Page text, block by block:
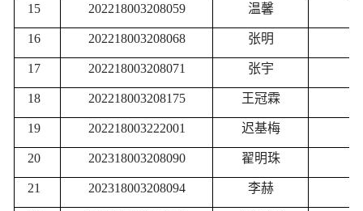
15 202218003208059 温馨
16 202218003208068 张明
17 202218003208071 张宇
18 202218003208175 王冠霖
19 202218003222001 迟基梅
20 202318003208090 翟明珠
21 202318003208094 李赫